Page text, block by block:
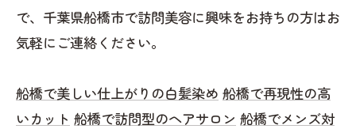
で、千葉県船橋市で訪問美容に興味をお持ちの方はお
気軽にご連絡ください。
船橋で美しい仕上がりの白髪染め 船橋で再現性の高
いカット 船橋で訪問型のヘアサロン 船橋でメンズ対